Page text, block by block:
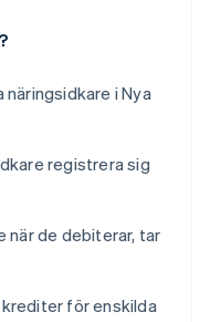
i Nya
registrera sig
när de debiterar, tar
för enskilda